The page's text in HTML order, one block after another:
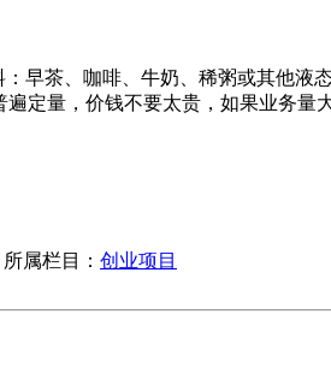
茶、咖啡、牛奶、稀粥或其他液
定量，价钱不要太贵，如果业务量
属栏目： 创业项目